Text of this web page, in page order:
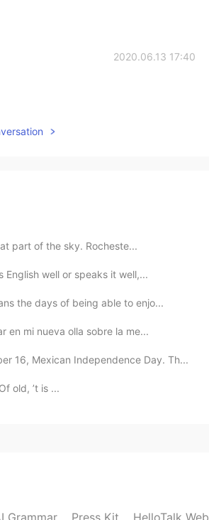
2020.06.13 17:40
caminar descalzo
part of the sky. Rocheste...
well or speaks it well,...
the days of being able to enjo...
en mi nueva olla sobre la me...
16, Mexican Independence Day. Th...
old, ’t is ...
Grammar Press Kit HelloTalk Web